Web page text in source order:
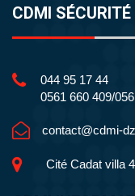
CDMI SÉCURITÉ
044 95 17 44
0561 660 409/
contact@cdmi-
Cité Cadat villa